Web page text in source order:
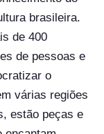
brasileira.
de 400
de pessoas e
o
várias regiões
estão peças e